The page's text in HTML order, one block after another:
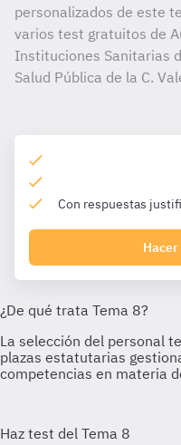
personalizados de este
varios test gratuitos de
Instituciones Sanitarias
Salud Pública de la C.
Con respuestas